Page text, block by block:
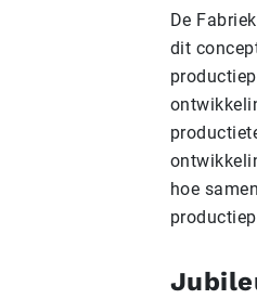
De
dit
hoe